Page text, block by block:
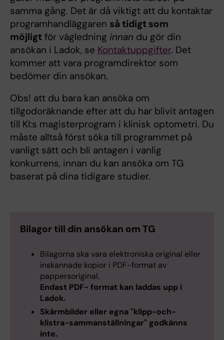
samma gång. Det är då viktigt att du kontaktar
programhandläggaren så tidigt som
möjligt för vägledning innan du gör din
ansökan i Ladok, se Kontaktuppgifter. Det
kommer att vara programdirektor som
bedömer din ansökan.
Obs! att du bara kan ansöka om
tillgodoräknande efter att du har blivit antagen
till KI:s magisterprogram i klinisk optometri. Du
måste alltså först söka till programmet på
vanligt sätt och bli antagen i vanlig
konkurrens, innan du kan ansöka om TG
baserat på dina tidigare studier.
Bilagor till din ansökan om TG
Bilagorna ska vara elektroniska original eller
inskannade kopior i PDF-format av
pappersoriginal.
Endast PDF- format kan laddas upp i
Ladok.
Skärmbilder eller egna "klipp-och-
klistra-sammanställningar" godkänns
inte.